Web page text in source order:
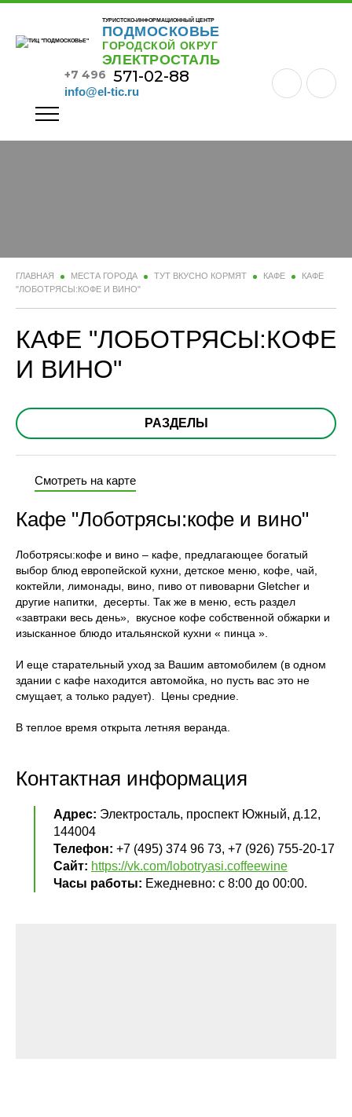
ТУРИСТСКО-ИНФОРМАЦИОННЫЙ ЦЕНТР
ПОДМОСКОВЬЕ
ГОРОДСКОЙ ОКРУГ
ЭЛЕКТРОСТАЛЬ
+7 496 571-02-88
info@el-tic.ru
ГЛАВНАЯ МЕСТА ГОРОДА ТУТ ВКУСНО КОРМЯТ КАФЕ
КАФЕ
"ЛОБОТРЯСЫ:КОФЕ И ВИНО"
КАФЕ "ЛОБОТРЯСЫ:КОФЕ
И ВИНО"
РАЗДЕЛЫ
Смотреть на карте
Кафе "Лоботрясы:кофе и вино"
Лоботрясы:кофе и вино – кафе, предлагающее богатый
выбор блюд европейской кухни, детское меню, кофе, чай,
коктейли, лимонады, вино, пиво от пивоварни Gletcher и
другие напитки, десерты. Так же в меню, есть раздел
«завтраки весь день», вкусное кофе собственной обжарки и
изысканное блюдо итальянской кухни « пинца ».
И еще старательный уход за Вашим автомобилем (в одном
здании с кафе находится автомойка, но пусть вас это не
смущает, а только радует). Цены средние.
В теплое время открыта летняя веранда.
Контактная информация
Адрес: Электросталь, проспект Южный, д.12,
144004
Телефон: +7 (495) 374 96 73, +7 (926) 755-20-17
Сайт: https://vk.com/lobotryasi.coffeewine
Часы работы: Ежедневно: с 8:00 до 00:00.